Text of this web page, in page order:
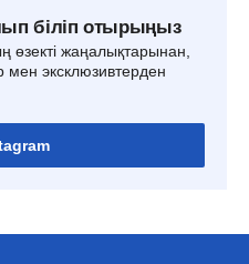
біліп отырыңыз
өзекті жаңалықтарынан,
мен эксклюзивтерден